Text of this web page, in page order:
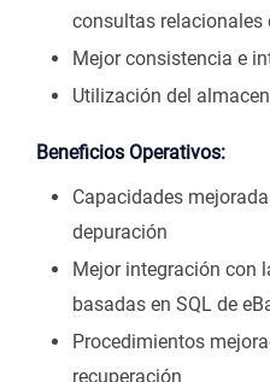
consultas relacionales
Mejor consistencia e
Utilización del
Beneficios Operativos:
Capacidades
depuración
Mejor integración con
basadas en SQL de
Procedimientos
recuperación